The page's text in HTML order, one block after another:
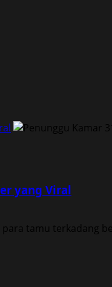
yang Viral
tamu terkadang